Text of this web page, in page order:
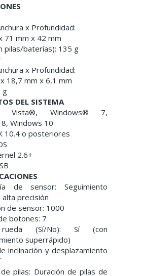
x Profundidad:
71 mm x 42 mm
pilas/baterías): 135 g
x Profundidad:
18,7 mm x 6,1 mm
g
DEL SISTEMA
Vista®, Windows® 7,
Windows 10
10.4 o posteriores
2.6+
de sensor: Seguimiento
precisión
de sensor: 1000
botones: 7
(Sí/No): Sí (con
superrápido)
inclinación y desplazamiento
pilas: Duración de pilas de